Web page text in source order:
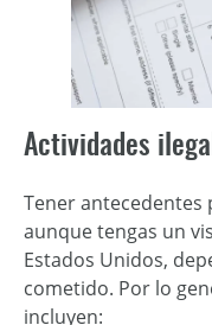
Actividades
Tener antecedentes
aunque tengas un
Estados Unidos,
cometido. Por lo
incluyen: